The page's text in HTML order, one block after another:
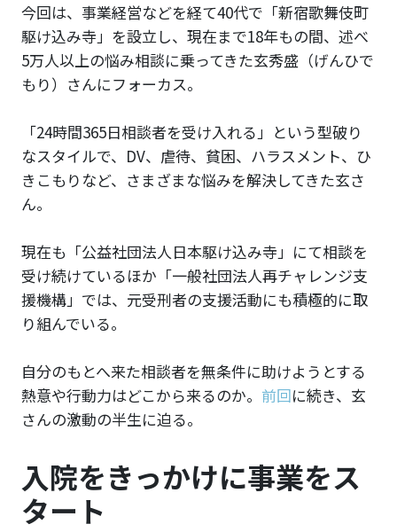
今回は、事業経営などを経て40代で「新宿歌舞伎町
駆け込み寺」を設立し、現在まで18年もの間、述べ
5万人以上の悩み相談に乗ってきた玄秀盛（げんひで
もり）さんにフォーカス。
「24時間365日相談者を受け入れる」という型破り
なスタイルで、DV、虐待、貧困、ハラスメント、ひ
きこもりなど、さまざまな悩みを解決してきた玄さ
ん。
現在も「公益社団法人日本駆け込み寺」にて相談を
受け続けているほか「一般社団法人再チャレンジ支
援機構」では、元受刑者の支援活動にも積極的に取
り組んでいる。
自分のもとへ来た相談者を無条件に助けようとする
熱意や行動力はどこから来るのか。 前回に続き、玄
さんの激動の半生に迫る。
入院をきっかけに事業をス
タート